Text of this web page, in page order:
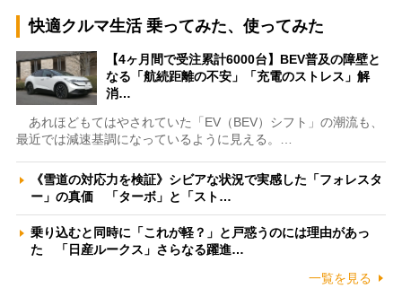
快適クルマ生活 乗ってみた、使ってみた
【4ヶ月間で受注累計6000台】BEV普及の障壁と
なる「航続距離の不安」「充電のストレス」解
消…
あれほどもてはやされていた「EV（BEV）シフト」の潮流も、
最近では減速基調になっているように見える。…
《雪道の対応力を検証》シビアな状況で実感した「フォレスタ
ー」の真価 「ターボ」と「スト…
乗り込むと同時に「これが軽？」と戸惑うのには理由があっ
た 「日産ルークス」さらなる躍進…
一覧を見る